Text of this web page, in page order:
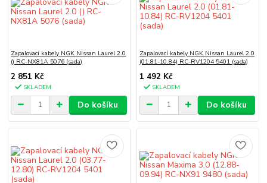
Zapalovací kabely NGK Nissan Laurel 2.0
() RC-NX81A 5076 (sada)
2 851 Kč
SKLADEM
Do košíku
Zapalovací kabely NGK Nissan Laurel 2.0
(01.81-10.84) RC-RV1204 5401 (sada)
1 492 Kč
SKLADEM
Do košíku